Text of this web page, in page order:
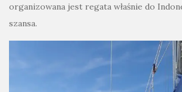
organizowana jest regata właśnie do
szansa.